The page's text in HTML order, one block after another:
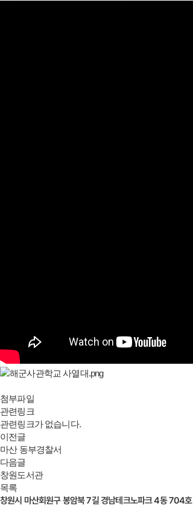
첨부파일
관련링크
관련링크가 없습니다.
이전글
마산 동부경찰서
다음글
창원도서관
목록
창원시 마산회원구 봉암북 7길 경남테크노파크 4동 704호